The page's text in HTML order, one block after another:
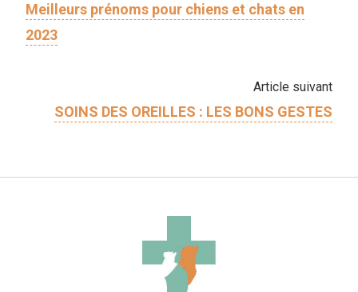
Meilleurs prénoms pour chiens et chats en
2023
Article suivant
SOINS DES OREILLES : LES BONS GESTES